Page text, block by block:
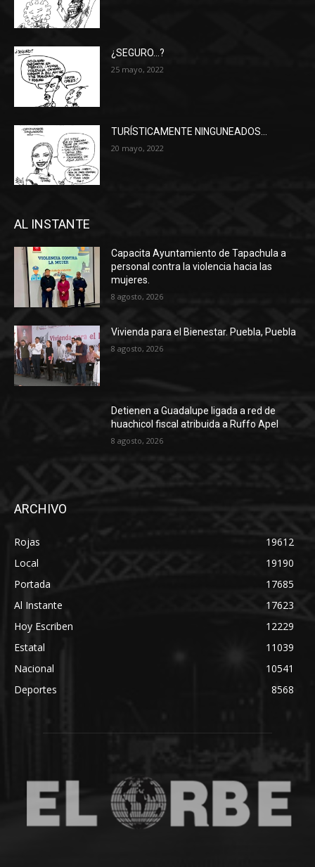
¿SEGURO…?
25 mayo, 2022
TURÍSTICAMENTE NINGUNEADOS…
20 mayo, 2022
AL INSTANTE
Capacita Ayuntamiento de Tapachula a
personal contra la violencia hacia las
mujeres.
8 agosto, 2026
Vivienda para el Bienestar. Puebla, Puebla
8 agosto, 2026
Detienen a Guadalupe ligada a red de
huachicol fiscal atribuida a Ruffo Apel
8 agosto, 2026
ARCHIVO
Rojas
19612
Local
19190
Portada
17685
Al Instante
17623
Hoy Escriben
12229
Estatal
11039
Nacional
10541
Deportes
8568